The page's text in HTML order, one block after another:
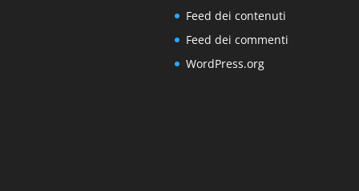
Feed dei contenuti
Feed dei commenti
WordPress.org